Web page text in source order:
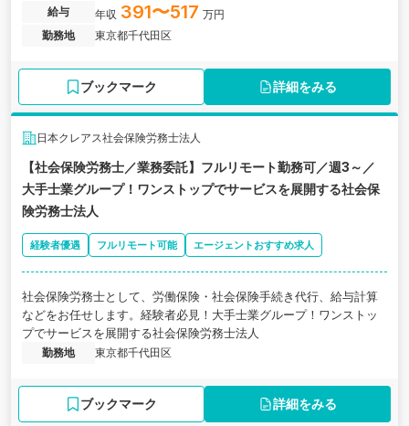
長中の社労士法人です。充実した教育体制のもと、事務処理だけで
なくシステム導入支援などにもチャレンジできる環境が整っていま
す。
給与 年収 391〜517 万円
勤務地
東京都千代田区
ブックマーク 詳細をみる
日本クレアス社会保険労務士法人
【社会保険労務士／業務委託】フルリモート勤務可／週3～／
大手士業グループ！ワンストップでサービスを展開する社会保
険労務士法人
経験者優遇 フルリモート可能 エージェントおすすめ求人
社会保険労務士として、労働保険・社会保険手続き代行、給与計算
などをお任せします。経験者必見！大手士業グループ！ワンストッ
プでサービスを展開する社会保険労務士法人
勤務地 東京都千代田区
ブックマーク 詳細をみる